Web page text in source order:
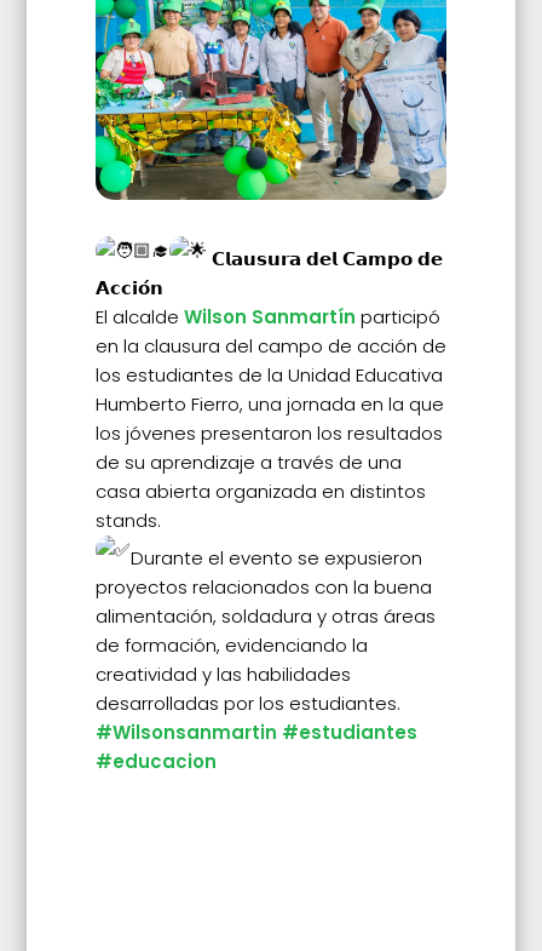
𝗖𝗹𝗮𝘂𝘀𝘂𝗿𝗮 𝗱𝗲𝗹 𝗖𝗮𝗺𝗽𝗼 𝗱𝗲
𝗔𝗰𝗰𝗶𝗼́𝗻
El alcalde Wilson Sanmartín participó
en la clausura del campo de acción de
los estudiantes de la Unidad Educativa
Humberto Fierro, una jornada en la que
los jóvenes presentaron los resultados
de su aprendizaje a través de una
casa abierta organizada en distintos
stands.
Durante el evento se expusieron
proyectos relacionados con la buena
alimentación, soldadura y otras áreas
de formación, evidenciando la
creatividad y las habilidades
desarrolladas por los estudiantes.
#Wilsonsanmartin #estudiantes
#educacion